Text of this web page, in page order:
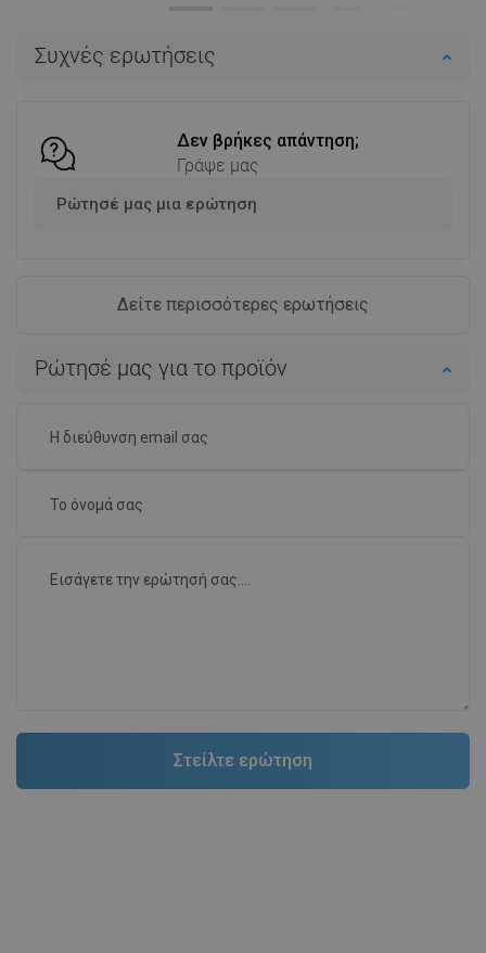
Συχνές ερωτήσεις
Δεν βρήκες απάντηση;
Γράψε μας
Ρώτησέ μας μια ερώτηση
Δείτε περισσότερες ερωτήσεις
Ρώτησέ μας για το προϊόν